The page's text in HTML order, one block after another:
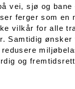
vei, sjø og bane
ferger som en
vilkår for alle
Samtidig
og